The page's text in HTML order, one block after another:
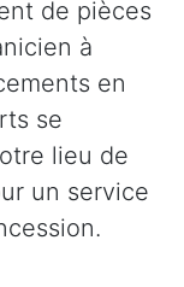
de pièces
à
en
se
lieu de
un service